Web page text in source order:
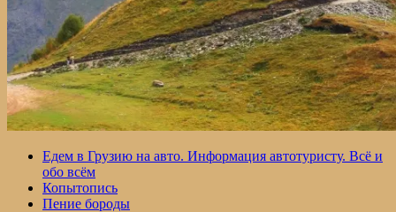
Едем в Грузию на авто. Информация автотуристу. Всё и
обо всём
Копытопись
Пение бороды